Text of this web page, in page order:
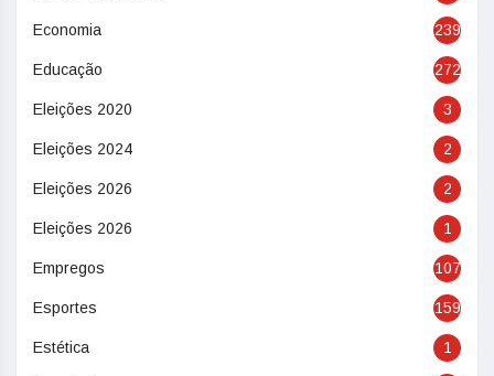
Economia 239
Educação 272
Eleições 2020 3
Eleições 2024 2
Eleições 2026 2
Eleições 2026 1
Empregos 107
Esportes 159
Estética 1